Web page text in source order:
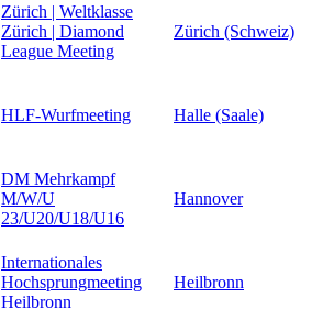
Zürich | Weltklasse
Zürich | Diamond
League Meeting
Zürich (Schweiz)
HLF-Wurfmeeting Halle (Saale)
DM Mehrkampf
M/W/U
23/U20/U18/U16
Hannover
Internationales
Hochsprungmeeting
Heilbronn
Heilbronn